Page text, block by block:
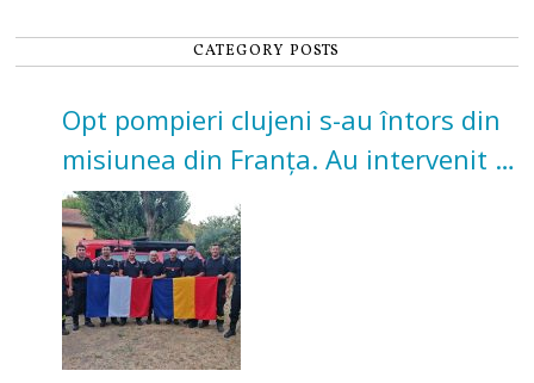
CATEGORY POSTS
Opt pompieri clujeni s-au întors din
misiunea din Franța. Au intervenit la
incendii de vegetație și pădure